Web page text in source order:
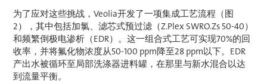
为了应对这些挑战，Veolia开发了一项集成工艺流程（图
2），其中包括加氯、滤芯式预过滤（Z.Plex SWRO.Zs 50-40）
和频繁倒极电渗析（EDR）。这一组合式工艺可实现70%的回
收率，并将氟化物浓度从50-100 ppm降至28 ppm以下。EDR
产出水被循环至局部洗涤器进料罐，在那里与新水混合以达
到流量平衡。